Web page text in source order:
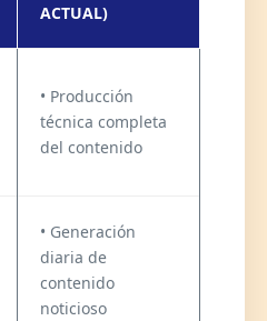
ACTUAL)
• Producción
técnica completa
del contenido
• Generación
diaria de
contenido
noticioso